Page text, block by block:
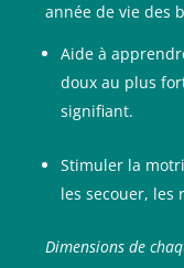
année de vie des
Aide à
doux au plus
signifiant.
Stimuler la
les secouer, les
Dimensions de